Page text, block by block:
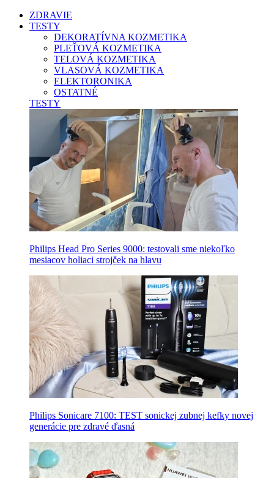
ZDRAVIE
TESTY
DEKORATÍVNA KOZMETIKA
PLEŤOVÁ KOZMETIKA
TELOVÁ KOZMETIKA
VLASOVÁ KOZMETIKA
ELEKTORONIKA
OSTATNÉ
TESTY
Philips Head Pro Series 9000: testovali sme niekoľko
mesiacov holiaci strojček na hlavu
Philips Sonicare 7100: TEST sonickej zubnej kefky novej
generácie pre zdravé ďasná